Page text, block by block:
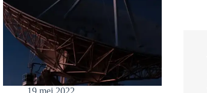
19 mei 2022